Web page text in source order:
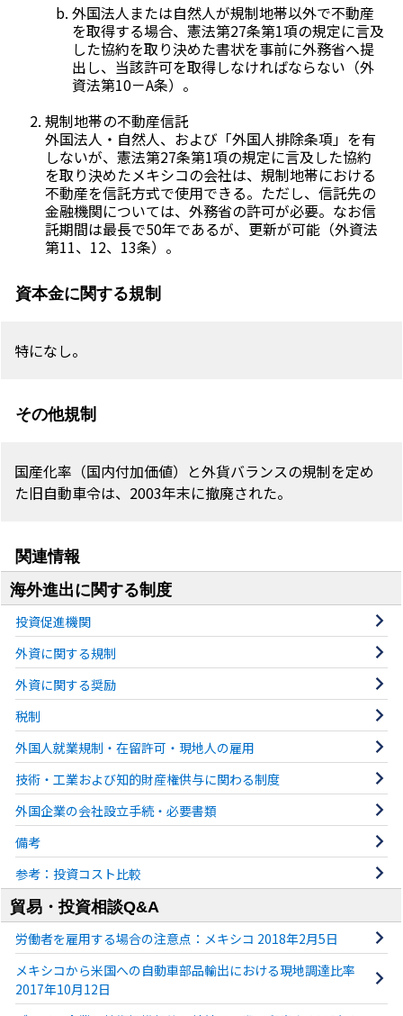
外国法人または自然人が規制地帯以外で不動産
を取得する場合、憲法第27条第1項の規定に言及
した協約を取り決めた書状を事前に外務省へ提
出し、当該許可を取得しなければならない（外
資法第10－A条）。
規制地帯の不動産信託
外国法人・自然人、および「外国人排除条項」を有
しないが、憲法第27条第1項の規定に言及した協約
を取り決めたメキシコの会社は、規制地帯における
不動産を信託方式で使用できる。ただし、信託先の
金融機関については、外務省の許可が必要。なお信
託期間は最長で50年であるが、更新が可能（外資法
第11、12、13条）。
資本金に関する規制
特になし。
その他規制
国産化率（国内付加価値）と外貨バランスの規制を定め
た旧自動車令は、2003年末に撤廃された。
関連情報
海外進出に関する制度
投資促進機関
外資に関する規制
外資に関する奨励
税制
外国人就業規制・在留許可・現地人の雇用
技術・工業および知的財産権供与に関わる制度
外国企業の会社設立手続・必要書類
備考
参考：投資コスト比較
貿易・投資相談Q&A
労働者を雇用する場合の注意点：メキシコ 2018年2月5日
メキシコから米国への自動車部品輸出における現地調達比率
2017年10月12日